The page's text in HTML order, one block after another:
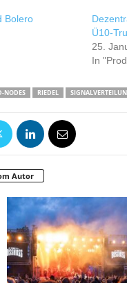
Bolero
Ü10-
25.
In
NODES RIEDEL
Autor